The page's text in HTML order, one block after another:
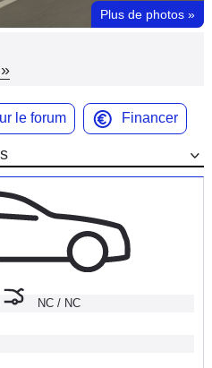
Plus de photos »
»
le forum Financer
NC / NC